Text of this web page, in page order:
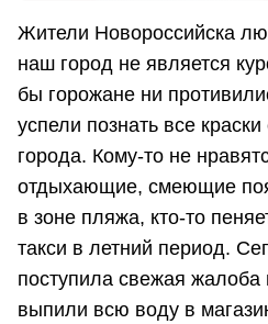
Жители Новороссийска
наш город не является
бы горожане ни
успели познать все краски
города. Кому-то не
отдыхающие, смеющие
в зоне пляжа, кто-то
такси в летний период.
поступила свежая
выпили всю воду в